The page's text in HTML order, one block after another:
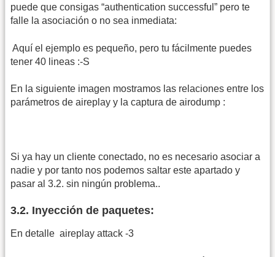
puede que consigas “authentication successful” pero te
falle la asociación o no sea inmediata:
Aquí el ejemplo es pequeño, pero tu fácilmente puedes
tener 40 lineas :-S
En la siguiente imagen mostramos las relaciones entre los
parámetros de aireplay y la captura de airodump :
Si ya hay un cliente conectado, no es necesario asociar a
nadie y por tanto nos podemos saltar este apartado y
pasar al 3.2. sin ningún problema..
3.2. Inyección de paquetes:
En detalle aireplay attack -3